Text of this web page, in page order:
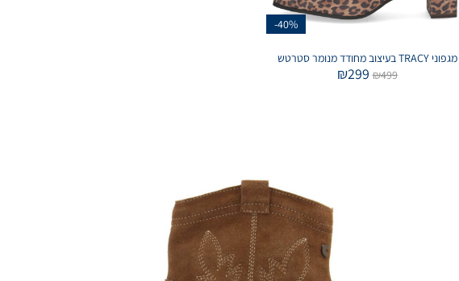
-40%
מגפוני TRACY בעיצוב מחודד מנומר סטרטש
₪499
₪299